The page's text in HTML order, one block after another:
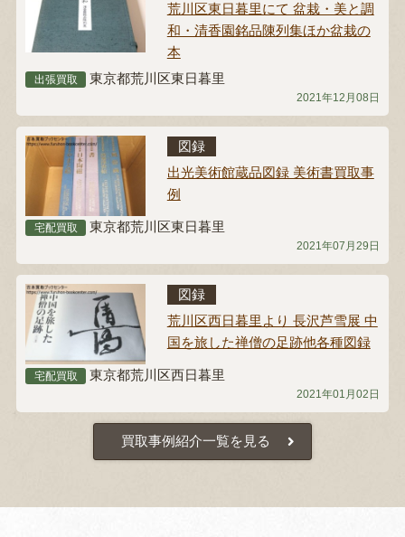
荒川区東日暮里にて 盆栽・美と調
和・清香園銘品陳列集ほか盆栽の
本
出張買取 東京都荒川区東日暮里
2021年12月08日
図録
出光美術館蔵品図録 美術書買取事
例
宅配買取 東京都荒川区東日暮里
2021年07月29日
図録
荒川区西日暮里より 長沢芦雪展 中
国を旅した禅僧の足跡他各種図録
宅配買取 東京都荒川区西日暮里
2021年01月02日
買取事例紹介一覧を見る